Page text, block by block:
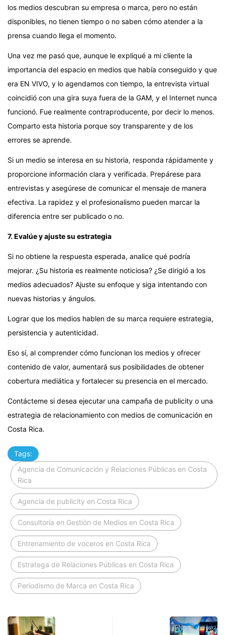
los medios descubran su empresa o marca, pero no están
disponibles, no tienen tiempo o no saben cómo atender a la
prensa cuando llega el momento.
Una vez me pasó que, aunque le expliqué a mi cliente la
importancia del espacio en medios que había conseguido y que
era EN VIVO, y lo agendamos con tiempo, la entrevista virtual
coincidió con una gira suya fuera de la GAM, y el Internet nunca
funcionó. Fue realmente contraproducente, por decir lo menos.
Comparto esta historia porque soy transparente y de los
errores se aprende.
Si un medio se interesa en su historia, responda rápidamente y
proporcione información clara y verificada. Prepárese para
entrevistas y asegúrese de comunicar el mensaje de manera
efectiva. La rapidez y el profesionalismo pueden marcar la
diferencia entre ser publicado o no.
7. Evalúe y ajuste su estrategia
Si no obtiene la respuesta esperada, analice qué podría
mejorar. ¿Su historia es realmente noticiosa? ¿Se dirigió a los
medios adecuados? Ajuste su enfoque y siga intentando con
nuevas historias y ángulos.
Lograr que los medios hablen de su marca requiere estrategia,
persistencia y autenticidad.
Eso sí, al comprender cómo funcionan los medios y ofrecer
contenido de valor, aumentará sus posibilidades de obtener
cobertura mediática y fortalecer su presencia en el mercado.
Contácteme si desea ejecutar una campaña de publicity o una
estrategia de relacionamiento con medios de comunicación en
Costa Rica.
Tags:
Agencia de Comunicación y Relaciones Públicas en Costa
Rica
Agencia de publicity en Costa Rica
Consultoría en Gestión de Medios en Costa Rica
Entrenamiento de voceros en Costa Rica
Estratega de Relaciones Públicas en Costa Rica
Periodismo de Marca en Costa Rica